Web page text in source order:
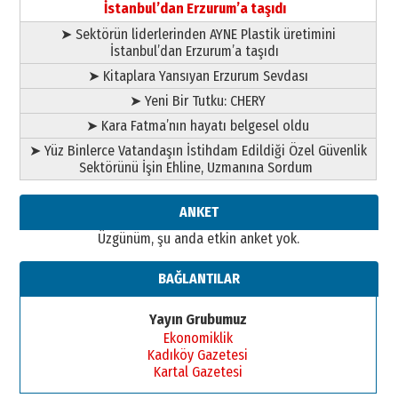
İstanbul’dan Erzurum’a taşıdı
➤ Sektörün liderlerinden AYNE Plastik üretimini
İstanbul’dan Erzurum’a taşıdı
➤ Kitaplara Yansıyan Erzurum Sevdası
➤ Yeni Bir Tutku: CHERY
➤ Kara Fatma’nın hayatı belgesel oldu
➤ Yüz Binlerce Vatandaşın İstihdam Edildiği Özel Güvenlik
Sektörünü İşin Ehline, Uzmanına Sordum
ANKET
Üzgünüm, şu anda etkin anket yok.
BAĞLANTILAR
Yayın Grubumuz
Ekonomiklik
Kadıköy Gazetesi
Kartal Gazetesi